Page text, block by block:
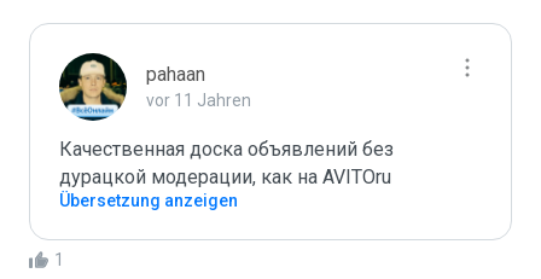
pahaan
vor 11 Jahren
Качественная доска объявлений без
дурацкой модерации, как на AVITOru
Übersetzung anzeigen
1